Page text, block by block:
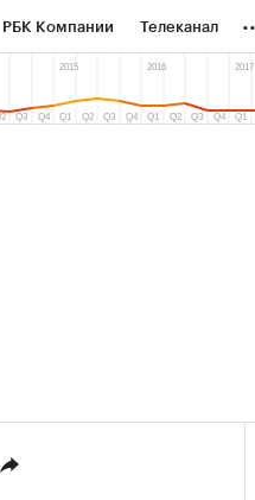
РБК Компании Телеканал